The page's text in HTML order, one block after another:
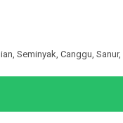
Seminyak, Canggu,